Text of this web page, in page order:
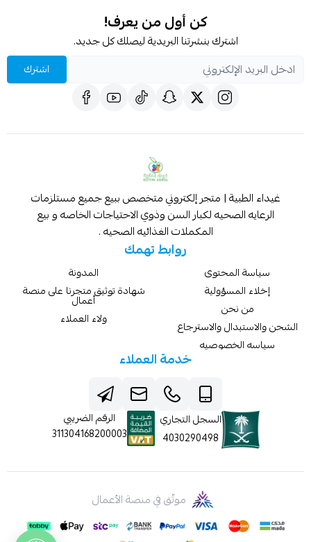
كن أول من يعرف!
اشترك بنشرتنا البريدية ليصلك كل جديد.
اشترك
غيداء الطبية | متجر إلكتروني متخصص ببيع جميع مستلزمات
الرعايه الصحيه لكبار السن وذوي الاحتياجات الخاصه و بيع
المكملات الغذائيه الصحيه .
روابط تهمك
سياسة المحتوى
إخلاء المسؤولية
من نحن
الشحن والاستبدال والاسترجاع
سياسه الخصوصيه
المدونة
شهادة توثيق متجرنا على منصة
أعمال
ولاء العملاء
خدمة العملاء
السجل التجاري
4030290498
الرقم الضريبي
311304168200003
موثّق في منصة الأعمال